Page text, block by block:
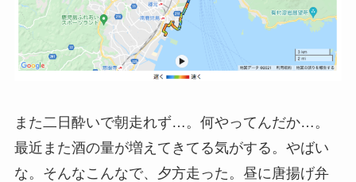
また二日酔いで朝走れず…。何やってんだか…。
最近また酒の量が増えてきてる気がする。やばい
な。そんなこんなで、夕方走った。昼に唐揚げ弁